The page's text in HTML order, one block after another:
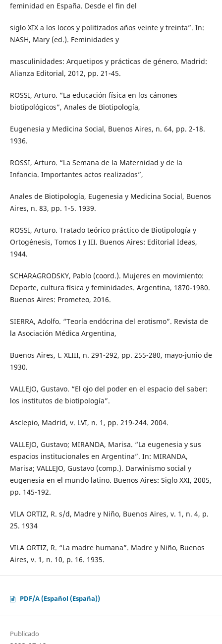
feminidad en España. Desde el fin del
siglo XIX a los locos y politizados años veinte y treinta”. In:
NASH, Mary (ed.). Feminidades y
masculinidades: Arquetipos y prácticas de género. Madrid:
Alianza Editorial, 2012, pp. 21-45.
ROSSI, Arturo. “La educación física en los cánones
biotipológicos”, Anales de Biotipología,
Eugenesia y Medicina Social, Buenos Aires, n. 64, pp. 2-18.
1936.
ROSSI, Arturo. “La Semana de la Maternidad y de la
Infancia. Importantes actos realizados”,
Anales de Biotipología, Eugenesia y Medicina Social, Buenos
Aires, n. 83, pp. 1-5. 1939.
ROSSI, Arturo. Tratado teórico práctico de Biotipología y
Ortogénesis, Tomos I y III. Buenos Aires: Editorial Ideas,
1944.
SCHARAGRODSKY, Pablo (coord.). Mujeres en movimiento:
Deporte, cultura física y feminidades. Argentina, 1870-1980.
Buenos Aires: Prometeo, 2016.
SIERRA, Adolfo. “Teoría endócrina del erotismo”. Revista de
la Asociación Médica Argentina,
Buenos Aires, t. XLIII, n. 291-292, pp. 255-280, mayo-junio de
1930.
VALLEJO, Gustavo. “El ojo del poder en el espacio del saber:
los institutos de biotipología”.
Asclepio, Madrid, v. LVI, n. 1, pp. 219-244. 2004.
VALLEJO, Gustavo; MIRANDA, Marisa. “La eugenesia y sus
espacios institucionales en Argentina”. In: MIRANDA,
Marisa; VALLEJO, Gustavo (comp.). Darwinismo social y
eugenesia en el mundo latino. Buenos Aires: Siglo XXI, 2005,
pp. 145-192.
VILA ORTIZ, R. s/d, Madre y Niño, Buenos Aires, v. 1, n. 4, p.
25. 1934
VILA ORTIZ, R. “La madre humana”. Madre y Niño, Buenos
Aires, v. 1, n. 10, p. 16. 1935.
PDF/A (Español (España))
Publicado